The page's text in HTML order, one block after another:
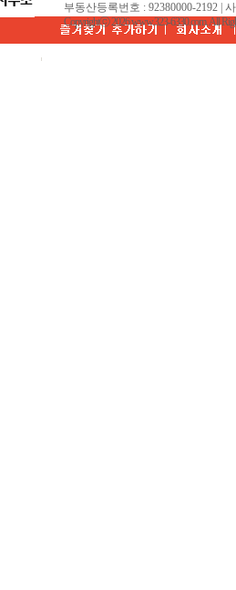
부동산등록번호 : 92380000-2192 |
Copyrightⓒ 2026 www.323-6330.com. All